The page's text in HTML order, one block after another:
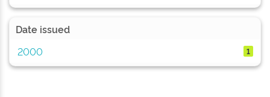
Date issued
2000
1